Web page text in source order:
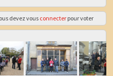
devez vousconnecterpour voter